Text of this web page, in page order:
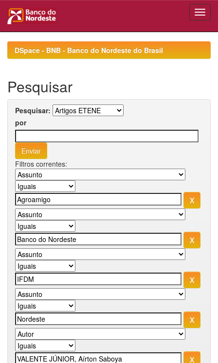
navigationDSpace - BNB - Banco do Nordeste do Brasil
Pesquisar
Pesquisar:
por
Filtros correntes: